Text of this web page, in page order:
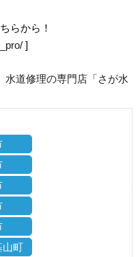
らから！
]
水道修理の専門店「さが水
山町